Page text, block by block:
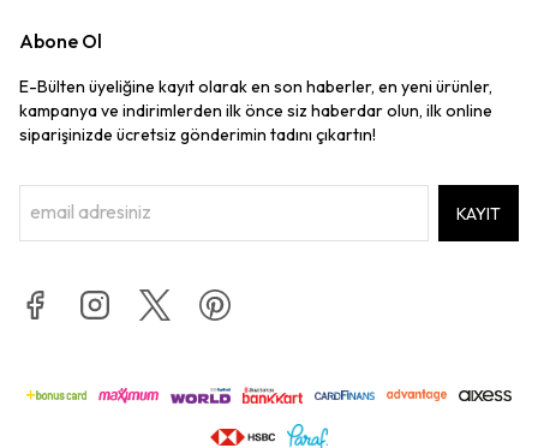
Abone Ol
E-Bülten üyeliğine kayıt olarak en son haberler, en yeni ürünler,
kampanya ve indirimlerden ilk önce siz haberdar olun, ilk online
siparişinizde ücretsiz gönderimin tadını çıkartın!
KAYIT